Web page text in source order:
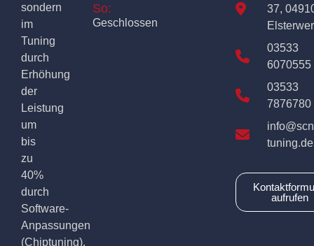
sondern
im
Tuning
durch
Erhöhung
der
Leistung
um
bis
zu
40%
durch
Software-
Anpassungen
(Chiptuning).
So:
Geschlossen
37,
03533
6070555
03533
7876780
tuning.de
aufrufen